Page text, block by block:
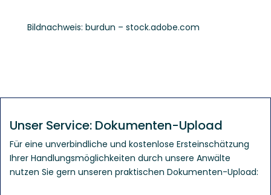
Bildnachweis: burdun – stock.adobe.com
Unser Service: Dokumenten-Upload
Für eine unverbindliche und kostenlose Ersteinschätzung
Ihrer Handlungsmöglichkeiten durch unsere Anwälte
nutzen Sie gern unseren praktischen Dokumenten-Upload: